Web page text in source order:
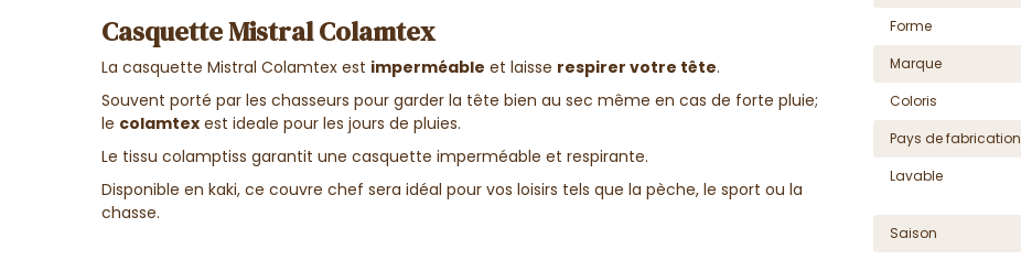
Casquette Mistral Colamtex
La casquette Mistral Colamtex est imperméable et laisse respirer votre tête.
Souvent porté par les chasseurs pour garder la tête bien au sec même en cas de forte pluie;
le colamtex est ideale pour les jours de pluies.
Le tissu colamptiss garantit une casquette imperméable et respirante.
Disponible en kaki, ce couvre chef sera idéal pour vos loisirs tels que la pèche, le sport ou la
chasse.
Forme
Marque
Coloris
Pays de fabrication
Lavable
Saison